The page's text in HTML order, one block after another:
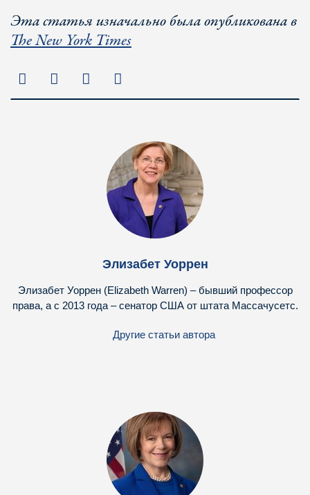
Эта статья изначально была опубликована в
The New York Times
Элизабет Уоррен
Элизабет Уоррен (Elizabeth Warren) – бывший профессор
права, а с 2013 года – сенатор США от штата Массачусетс.
Другие статьи автора